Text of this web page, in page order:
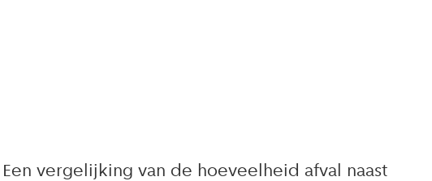
vergelijking van de hoeveelheid afval naast